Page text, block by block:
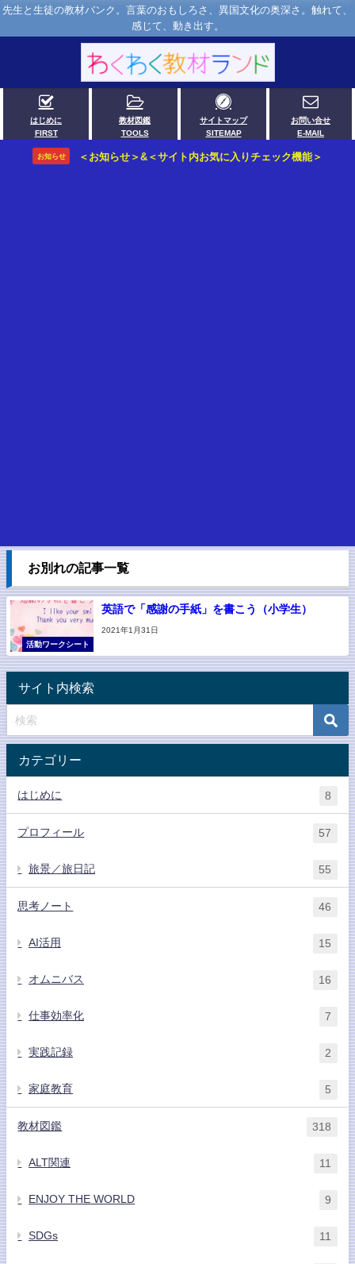
先生と生徒の教材バンク。言葉のおもしろさ、異国文化の奥深さ。触れて、
感じて、動き出す。
はじめに
FIRST
教材図鑑
TOOLS
サイトマップ
SITEMAP
お問い合せ
E-MAIL
お知らせ ＜お知らせ＞&＜サイト内お気に入りチェック機能＞
お別れの記事一覧
活動ワークシート
英語で「感謝の手紙」を書こう（小学生）
2021年1月31日
サイト内検索
カテゴリー
はじめに 8
プロフィール 57
旅景／旅日記 55
思考ノート 46
AI活用 15
オムニバス 16
仕事効率化 7
実践記録 2
家庭教育 5
教材図鑑 318
ALT関連 11
ENJOY THE WORLD 9
SDGs 11